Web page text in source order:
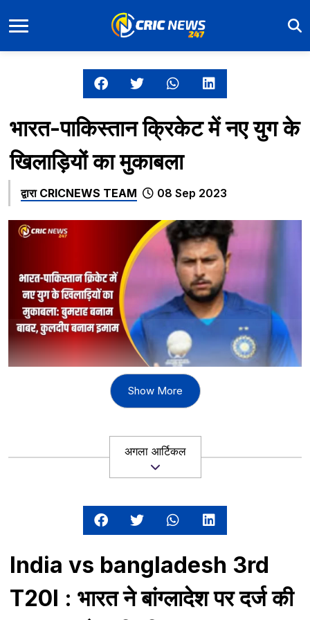
भारत-पाकिस्तान क्रिकेट में नए युग के
खिलाड़ियों का मुकाबला
द्वारा CRICNEWS TEAM 08 Sep 2023
भारत और पाकिस्तान के बीच क्रिकेट मैच हमेशा ही एक महत्वपूर्ण और
क्रिकेट इतिहास में सबसे प्रतिस्पर्धी और आकर्षक मैचों में से एक माने जाते
हैं। इन मैचों का महत्व खासकर दो कारणों से बढ़ता है - पहला, इनके पीछे
की जंग और उनकी व्यक्तिगत ग्राइंड होती है। यहां हम इस मैच की
महत्वपूर्ण बातें, हाइलाइट्स, और अक्सर पूछे जाने वाले प्रश्नों के उत्तर
हाइलाइट्स:
Show More
अगला आर्टिकल
India vs bangladesh 3rd
T20I : भारत ने बांग्लादेश पर दर्ज की